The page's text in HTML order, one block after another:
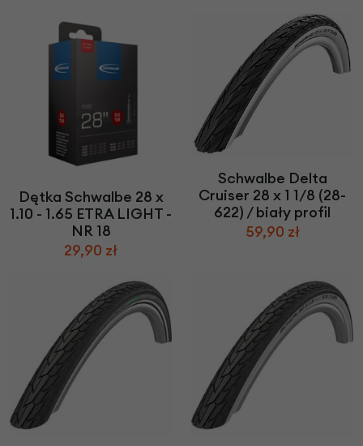
Dętka Schwalbe 28 x
1.10 - 1.65 ETRA LIGHT -
NR 18
29,90 zł
Schwalbe Delta
Cruiser 28 x 1 1/8 (28-
622) / biały profil
59,90 zł